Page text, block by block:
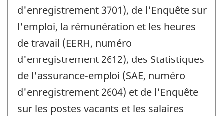
d'enregistrement 3701), de l'Enquête sur
l'emploi, la rémunération et les heures
de travail (EERH, numéro
d'enregistrement 2612), des Statistiques
de l'assurance-emploi (SAE, numéro
d'enregistrement 2604) et de l'Enquête
sur les postes vacants et les salaires